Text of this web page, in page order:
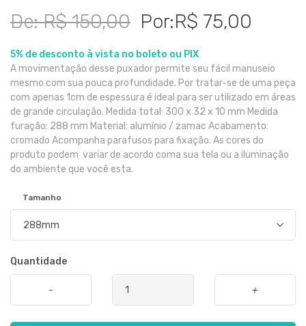
De: R$ 150,00 Por:R$ 75,00
5% de desconto à vista no boleto ou PIX
A movimentação desse puxador permite seu fácil manuseio
mesmo com sua pouca profundidade. Por tratar-se de uma peça
com apenas 1cm de espessura é ideal para ser utilizado em áreas
de grande circulação. Medida total: 300 x 32 x 10 mm Medida
furação: 288 mm Material: alumínio / zamac Acabamento:
cromado Acompanha parafusos para fixação. As cores do
produto podem variar de acordo coma sua tela ou a iluminação
do ambiente que você esta.
Tamanho
Quantidade
- +